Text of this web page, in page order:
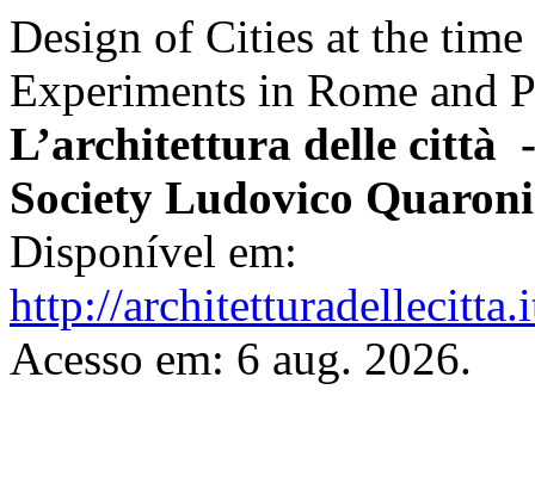
Design of Cities at the
Experiments in Rome and
L’architettura delle città
Society Ludovico Quaroni
Disponível em:
http://
Acesso em: 6 aug. 2026.